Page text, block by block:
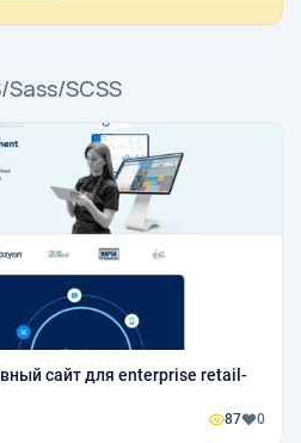
Sass/SCSS
сайт для enterprise retail-
87 0